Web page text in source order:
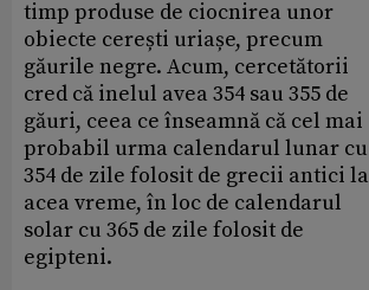
timp produse de ciocnirea unor
obiecte cerești uriașe, precum
găurile negre. Acum, cercetătorii
cred că inelul avea 354 sau 355 de
găuri, ceea ce înseamnă că cel mai
probabil urma calendarul lunar cu
354 de zile folosit de grecii antici la
acea vreme, în loc de calendarul
solar cu 365 de zile folosit de
egipteni.